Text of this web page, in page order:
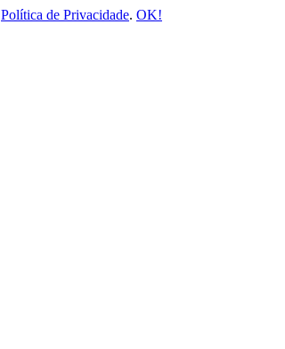
Política de Privacidade. OK!